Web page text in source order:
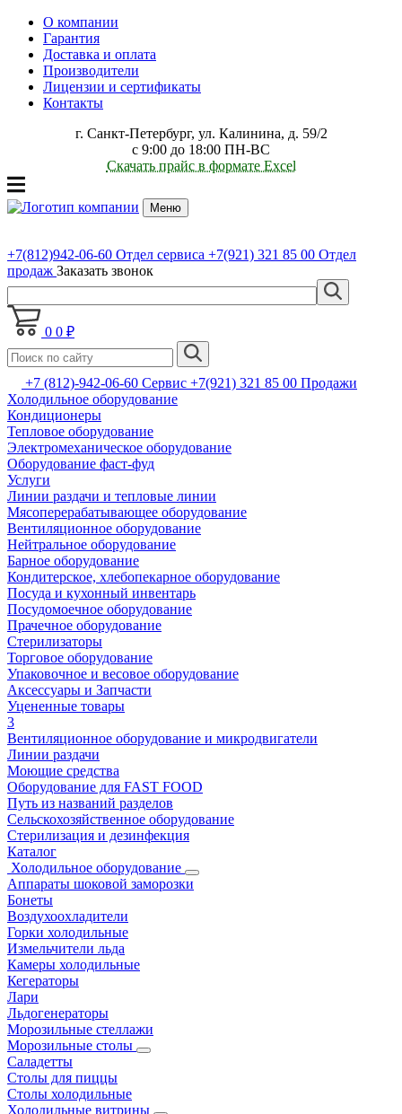
О компании
Гарантия
Доставка и оплата
Производители
Лицензии и сертификаты
Контакты
г. Санкт-Петербург, ул. Калинина, д. 59/2
с 9:00 до 18:00 ПН-ВС
Скачать прайс в формате Excel
Меню
+7(812)942-06-60 Отдел сервиса +7(921) 321 85 00 Отдел
продаж Заказать звонок
0 0 ₽
+7 (812)-942-06-60 Сервис +7(921) 321 85 00 Продажи
Холодильное оборудование
Кондиционеры
Тепловое оборудование
Электромеханическое оборудование
Оборудование фаст-фуд
Услуги
Линии раздачи и тепловые линии
Мясоперерабатывающее оборудование
Вентиляционное оборудование
Нейтральное оборудование
Барное оборудование
Кондитерское, хлебопекарное оборудование
Посуда и кухонный инвентарь
Посудомоечное оборудование
Прачечное оборудование
Стерилизаторы
Торговое оборудование
Упаковочное и весовое оборудование
Аксессуары и Запчасти
Уцененные товары
3
Вентиляционное оборудование и микродвигатели
Линии раздачи
Моющие средства
Оборудование для FAST FOOD
Путь из названий разделов
Сельскохозяйственное оборудование
Стерилизация и дезинфекция
Каталог
Холодильное оборудование
Аппараты шоковой заморозки
Бонеты
Воздухоохладители
Горки холодильные
Измельчители льда
Камеры холодильные
Кегераторы
Лари
Льдогенераторы
Морозильные стеллажи
Морозильные столы
Саладетты
Столы для пиццы
Столы холодильные
Холодильные витрины